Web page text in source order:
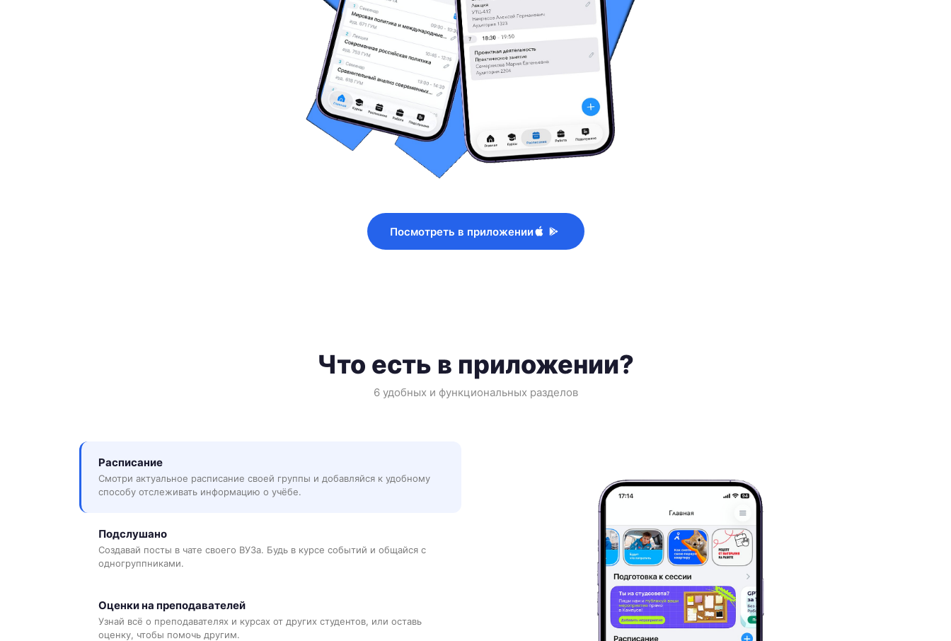
Посмотреть в приложении
Что есть в приложении?
6 удобных и функциональных разделов
Расписание
Смотри актуальное расписание своей группы и добавляйся к удобному
способу отслеживать информацию о учёбе.
Подслушано
Создавай посты в чате своего ВУЗа. Будь в курсе событий и общайся с
одногруппниками.
Оценки на преподавателей
Узнай всё о преподавателях и курсах от других студентов, или оставь
оценку, чтобы помочь другим.